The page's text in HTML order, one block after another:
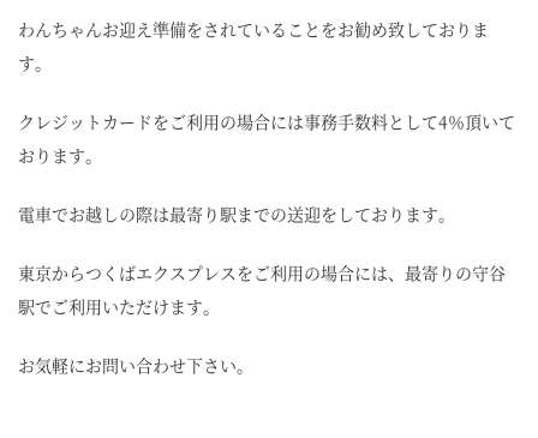
わんちゃんお迎え準備をされていることをお勧め致しておりま
す。
クレジットカードをご利用の場合には事務手数料として4％頂いて
おります。
電車でお越しの際は最寄り駅までの送迎をしております。
東京からつくばエクスプレスをご利用の場合には、最寄りの守谷
駅でご利用いただけます。
お気軽にお問い合わせ下さい。